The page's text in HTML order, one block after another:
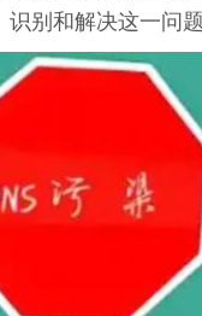
别和解决这一问